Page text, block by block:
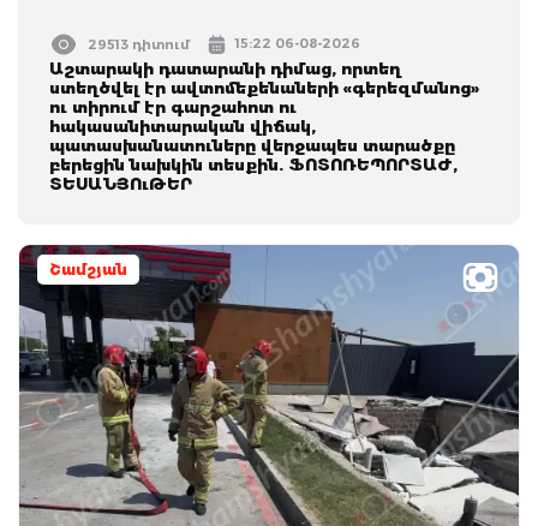
29513 դիտում 15:22 06-08-2026
Աշտարակի դատարանի դիմաց, որտեղ
ստեղծվել էր ավտոմեքենաների «գերեզմանոց»
ու տիրում էր գարշահոտ ու
հակասանիտարական վիճակ,
պատասխանատուները վերջապես տարածքը
բերեցին նախկին տեսքին. ՖՈՏՈՌԵՊՈՐՏԱԺ,
ՏԵՍԱՆՅՈւԹԵՐ
Շամշյան